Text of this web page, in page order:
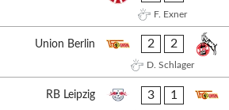
F. Exner
Union Berlin 2 2
D. Schlager
RB Leipzig 3 1